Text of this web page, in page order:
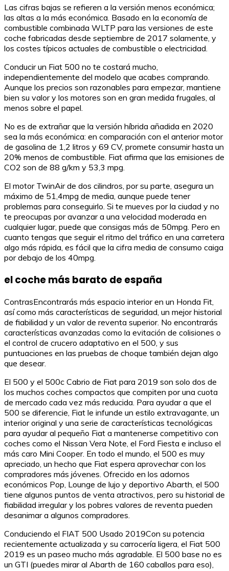
Las cifras bajas se refieren a la versión menos económica;
las altas a la más económica. Basado en la economía de
combustible combinada WLTP para las versiones de este
coche fabricadas desde septiembre de 2017 solamente, y
los costes típicos actuales de combustible o electricidad.
Conducir un Fiat 500 no te costará mucho,
independientemente del modelo que acabes comprando.
Aunque los precios son razonables para empezar, mantiene
bien su valor y los motores son en gran medida frugales, al
menos sobre el papel.
No es de extrañar que la versión híbrida añadida en 2020
sea la más económica: en comparación con el anterior motor
de gasolina de 1,2 litros y 69 CV, promete consumir hasta un
20% menos de combustible. Fiat afirma que las emisiones de
CO2 son de 88 g/km y 53,3 mpg.
El motor TwinAir de dos cilindros, por su parte, asegura un
máximo de 51,4mpg de media, aunque puede tener
problemas para conseguirlo. Si te mueves por la ciudad y no
te preocupas por avanzar a una velocidad moderada en
cualquier lugar, puede que consigas más de 50mpg. Pero en
cuanto tengas que seguir el ritmo del tráfico en una carretera
algo más rápida, es fácil que la cifra media de consumo caiga
por debajo de los 40mpg.
el coche más barato de españa
ContrasEncontrarás más espacio interior en un Honda Fit,
así como más características de seguridad, un mejor historial
de fiabilidad y un valor de reventa superior. No encontrarás
características avanzadas como la evitación de colisiones o
el control de crucero adaptativo en el 500, y sus
puntuaciones en las pruebas de choque también dejan algo
que desear.
El 500 y el 500c Cabrio de Fiat para 2019 son solo dos de
los muchos coches compactos que compiten por una cuota
de mercado cada vez más reducida. Para ayudar a que el
500 se diferencie, Fiat le infunde un estilo extravagante, un
interior original y una serie de características tecnológicas
para ayudar al pequeño Fiat a mantenerse competitivo con
coches como el Nissan Vera Note, el Ford Fiesta e incluso el
más caro Mini Cooper. En todo el mundo, el 500 es muy
apreciado, un hecho que Fiat espera aprovechar con los
compradores más jóvenes. Ofrecido en los adornos
económicos Pop, Lounge de lujo y deportivo Abarth, el 500
tiene algunos puntos de venta atractivos, pero su historial de
fiabilidad irregular y los pobres valores de reventa pueden
desanimar a algunos compradores.
Conduciendo el FIAT 500 Usado 2019Con su potencia
recientemente actualizada y su carrocería ligera, el Fiat 500
2019 es un paseo mucho más agradable. El 500 base no es
un GTI (puedes mirar al Abarth de 160 caballos para eso),